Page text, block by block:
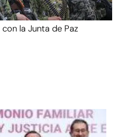
la Junta de Paz